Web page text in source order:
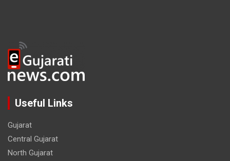
Useful Links
Gujarat
Central Gujarat
North Gujarat